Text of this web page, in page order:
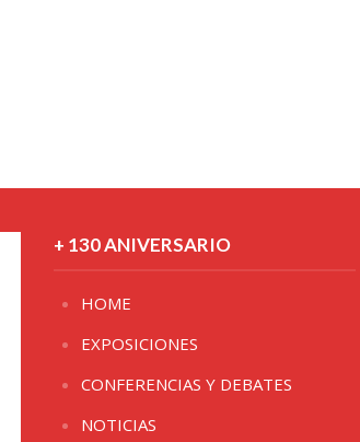
+ 130 ANIVERSARIO
HOME
EXPOSICIONES
CONFERENCIAS Y DEBATES
NOTICIAS